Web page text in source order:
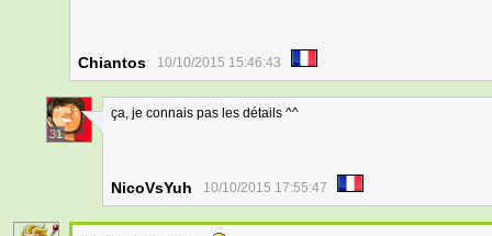
Chiantos 10/10/2015 15:46:43
31
ça, je connais pas les détails ^^
NicoVsYuh 10/10/2015 17:55:47